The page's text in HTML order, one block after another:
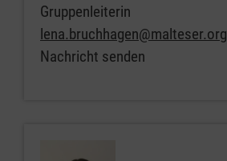
Gruppenleiterin
lena.bruchhagen@malteser.org
Nachricht senden